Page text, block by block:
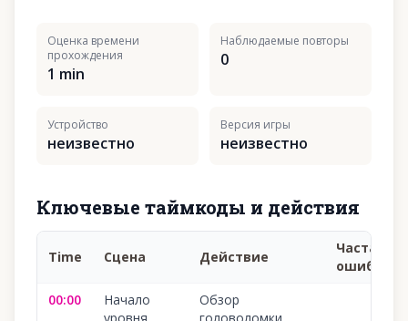
Оценка времени
прохождения
1 min
Наблюдаемые повторы
0
Устройство
неизвестно
Версия игры
неизвестно
Ключевые таймкоды и действия
Time Сцена Действие
Частая
ошибка
00:00
Начало
Обзор